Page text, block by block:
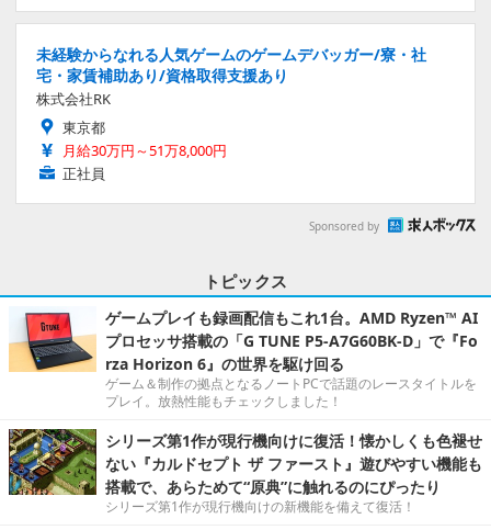
未経験からなれる人気ゲームのゲームデバッガー/寮・社
宅・家賃補助あり/資格取得支援あり
株式会社RK
東京都
月給30万円～51万8,000円
正社員
Sponsored by
トピックス
ゲームプレイも録画配信もこれ1台。AMD Ryzen™ AI
プロセッサ搭載の「G TUNE P5-A7G60BK-D」で『Fo
rza Horizon 6』の世界を駆け回る
ゲーム＆制作の拠点となるノートPCで話題のレースタイトルを
プレイ。放熱性能もチェックしました！
シリーズ第1作が現行機向けに復活！懐かしくも色褪せ
ない『カルドセプト ザ ファースト』遊びやすい機能も
搭載で、あらためて“原典”に触れるのにぴったり
シリーズ第1作が現行機向けの新機能を備えて復活！